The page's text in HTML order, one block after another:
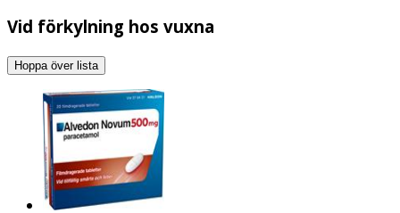
Vid förkylning hos vuxna
Hoppa över lista